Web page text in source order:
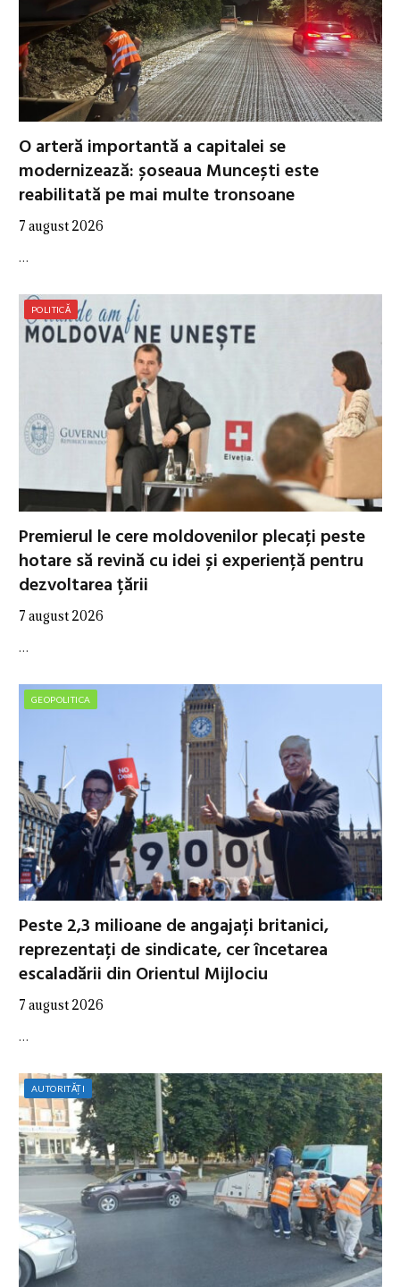
O arteră importantă a capitalei se
modernizează: șoseaua Muncești este
reabilitată pe mai multe tronsoane
7 august 2026
…
POLITICĂ
Premierul le cere moldovenilor plecați peste
hotare să revină cu idei și experiență pentru
dezvoltarea țării
7 august 2026
…
GEOPOLITICA
Peste 2,3 milioane de angajați britanici,
reprezentați de sindicate, cer încetarea
escaladării din Orientul Mijlociu
7 august 2026
…
AUTORITĂȚI